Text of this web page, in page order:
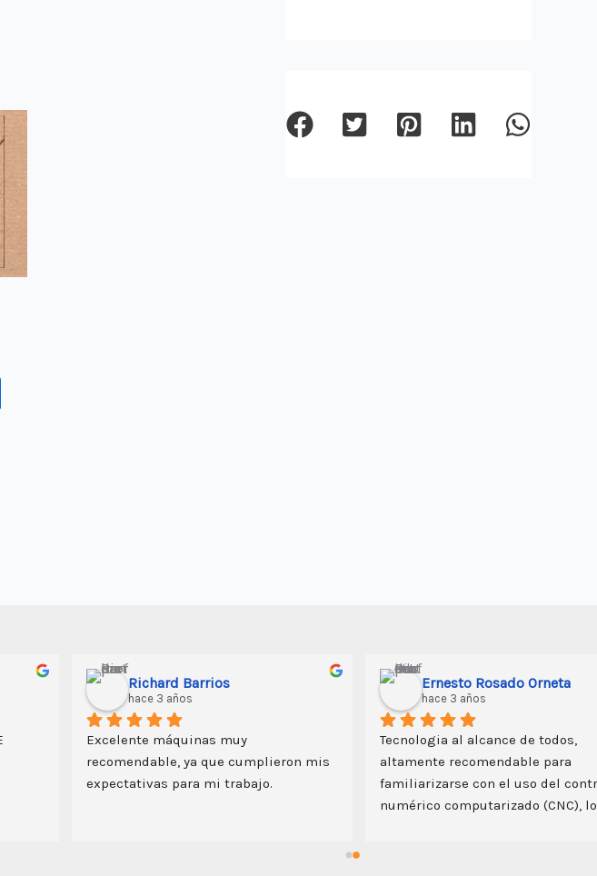
Richard Barrios
hace 3 años
Excelente máquinas muy
recomendable, ya que cumplieron mis
expectativas para mi trabajo.
Ernesto Rosado Orneta
hace 3 años
Tecnologia al alcance de todos,
altamente recomendable para
familiarizarse con el uso del
numérico computarizado (CNC),